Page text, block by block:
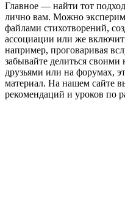
Главное — найти тот
лично вам. Можно
файлами стихотворений,
ассоциации или же
например, проговаривая
забывайте делиться
друзьями или на форумах,
материал. На нашем сайте
рекомендаций и уроков по